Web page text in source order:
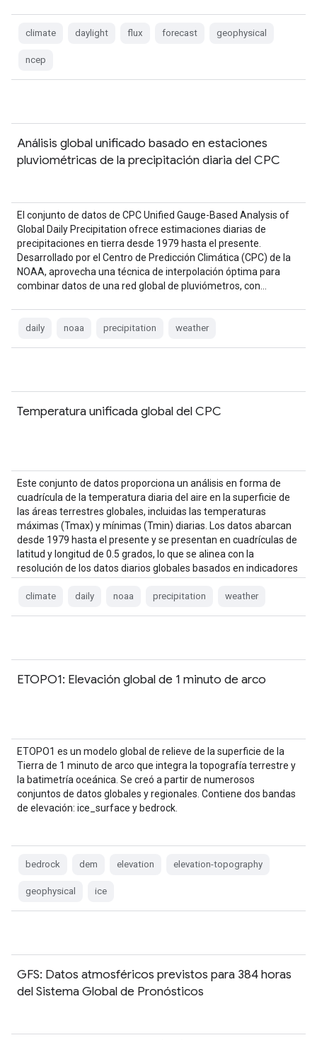
climate daylight flux forecast geophysical
ncep
Análisis global unificado basado en estaciones
pluviométricas de la precipitación diaria del CPC
El conjunto de datos de CPC Unified Gauge-Based Analysis of
Global Daily Precipitation ofrece estimaciones diarias de
precipitaciones en tierra desde 1979 hasta el presente.
Desarrollado por el Centro de Predicción Climática (CPC) de la
NOAA, aprovecha una técnica de interpolación óptima para
combinar datos de una red global de pluviómetros, con…
daily noaa precipitation weather
Temperatura unificada global del CPC
Este conjunto de datos proporciona un análisis en forma de
cuadrícula de la temperatura diaria del aire en la superficie de
las áreas terrestres globales, incluidas las temperaturas
máximas (Tmax) y mínimas (Tmin) diarias. Los datos abarcan
desde 1979 hasta el presente y se presentan en cuadrículas de
latitud y longitud de 0.5 grados, lo que se alinea con la
resolución de los datos diarios globales basados en indicadores
climate daily noaa precipitation weather
ETOPO1: Elevación global de 1 minuto de arco
ETOPO1 es un modelo global de relieve de la superficie de la
Tierra de 1 minuto de arco que integra la topografía terrestre y
la batimetría oceánica. Se creó a partir de numerosos
conjuntos de datos globales y regionales. Contiene dos bandas
de elevación: ice_surface y bedrock.
bedrock dem elevation elevation-topography
geophysical ice
GFS: Datos atmosféricos previstos para 384 horas
del Sistema Global de Pronósticos